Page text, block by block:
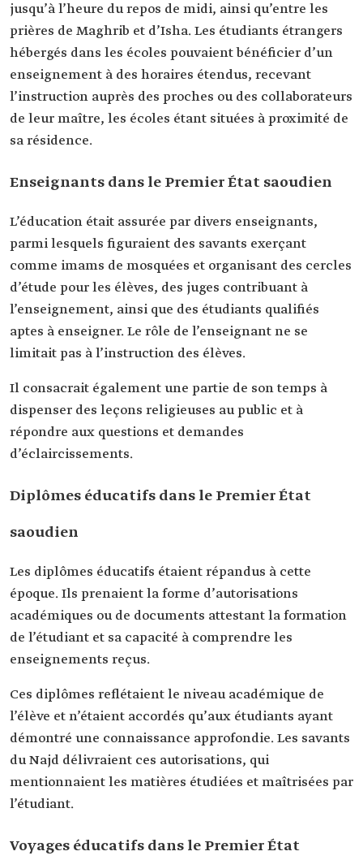
jusqu’à l’heure du repos de midi, ainsi qu’entre les
prières de Maghrib et d’Isha. Les étudiants étrangers
hébergés dans les écoles pouvaient bénéficier d’un
enseignement à des horaires étendus, recevant
l’instruction auprès des proches ou des collaborateurs
de leur maître, les écoles étant situées à proximité de
sa résidence.
Enseignants dans le Premier État saoudien
L’éducation était assurée par divers enseignants,
parmi lesquels figuraient des savants exerçant
comme imams de mosquées et organisant des cercles
d’étude pour les élèves, des juges contribuant à
l’enseignement, ainsi que des étudiants qualifiés
aptes à enseigner. Le rôle de l’enseignant ne se
limitait pas à l’instruction des élèves.
Il consacrait également une partie de son temps à
dispenser des leçons religieuses au public et à
répondre aux questions et demandes
d’éclaircissements.
Diplômes éducatifs dans le Premier État
saoudien
Les diplômes éducatifs étaient répandus à cette
époque. Ils prenaient la forme d’autorisations
académiques ou de documents attestant la formation
de l’étudiant et sa capacité à comprendre les
enseignements reçus.
Ces diplômes reflétaient le niveau académique de
l’élève et n’étaient accordés qu’aux étudiants ayant
démontré une connaissance approfondie. Les savants
du Najd délivraient ces autorisations, qui
mentionnaient les matières étudiées et maîtrisées par
l’étudiant.
Voyages éducatifs dans le Premier État